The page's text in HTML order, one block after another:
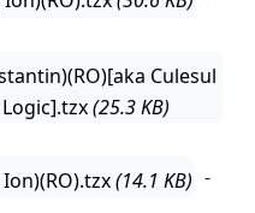
Culesul
(25.3 KB)
(14.1 KB) -